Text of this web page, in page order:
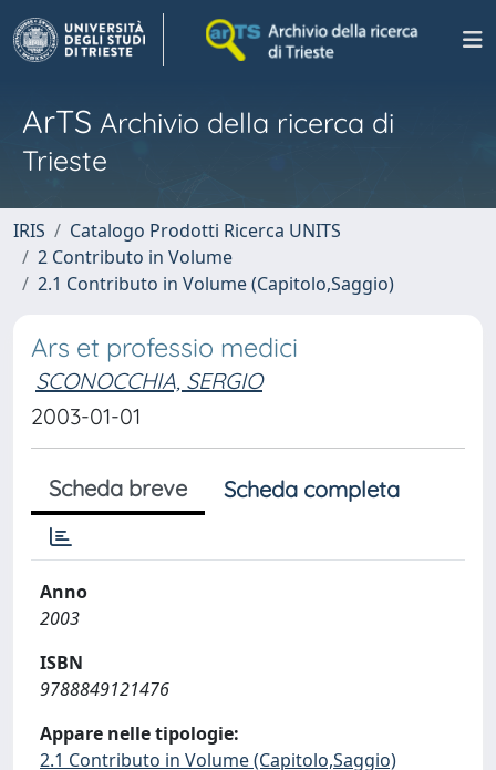
ArTS Archivio della ricerca di
Trieste
IRIS
Catalogo Prodotti Ricerca UNITS
2 Contributo in Volume
2.1 Contributo in Volume (Capitolo,Saggio)
Ars et professio medici
SCONOCCHIA, SERGIO
2003-01-01
Scheda breve Scheda completa
Anno
2003
ISBN
9788849121476
Appare nelle tipologie:
2.1 Contributo in Volume (Capitolo,Saggio)